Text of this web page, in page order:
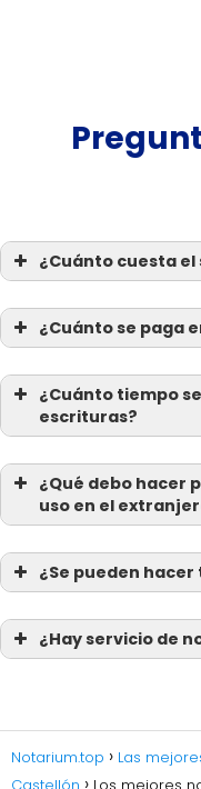
¿Cuánto cuesta
¿Cuánto se paga
¿Cuánto tiempo
escrituras?
¿Qué debo hacer
uso en el
¿Se pueden
¿Hay servicio de
Notarium.top
Las